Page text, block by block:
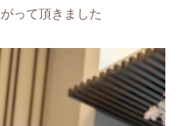
って頂きました